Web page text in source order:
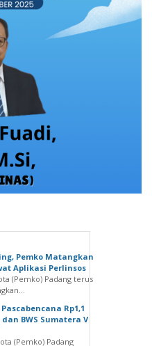
Pemko Matangkan
Aplikasi Perlinsos
(Pemko) Padang terus
Rp1,1
BWS Sumatera V
(Pemko) Padang